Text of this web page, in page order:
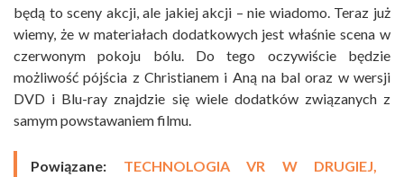
będą to sceny akcji, ale jakiej akcji – nie wiadomo. Teraz już
wiemy, że w materiałach dodatkowych jest właśnie scena w
czerwonym pokoju bólu. Do tego oczywiście będzie
możliwość pójścia z Christianem i Aną na bal oraz w wersji
DVD i Blu-ray znajdzie się wiele dodatków związanych z
samym powstawaniem filmu.
Powiązane: TECHNOLOGIA VR W DRUGIEJ,